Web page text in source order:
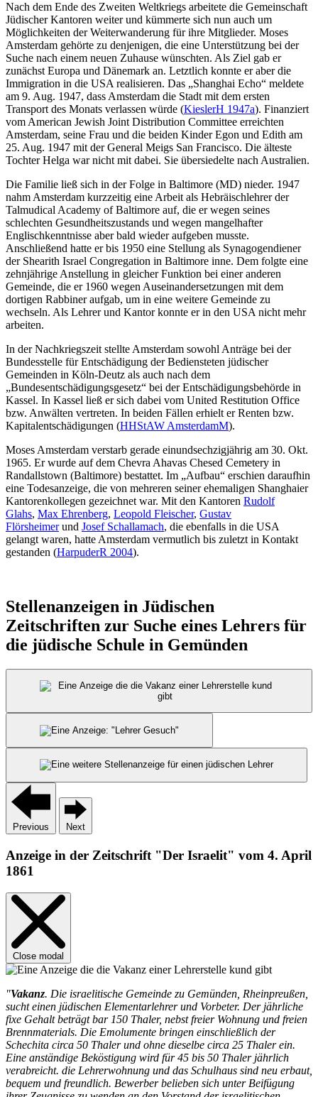
Nach dem Ende des Zweiten Weltkriegs arbeitete die Gemeinschaft
Jüdischer Kantoren weiter und kümmerte sich nun auch um
Möglichkeiten der Weiterwanderung für ihre Mitglieder. Moses
Amsterdam gehörte zu denjenigen, die eine Unterstützung bei der
Suche nach einem neuen Zuhause wünschten. Als Ziel gab er
zunächst Europa und Dänemark an. Letztlich konnte er aber die
Immigration in die USA realisieren. Das „Shanghai Echo“ meldete
am 9. Aug. 1947, dass Amsterdam die Stadt mit dem ersten
Transport des Monats verlassen würde (KieslerH 1947a). Finanziert
vom American Jewish Joint Distribution Committee erreichten
Amsterdam, seine Frau und die beiden Kinder Egon und Edith am
25. Aug. 1947 mit der General Meigs San Francisco. Die älteste
Tochter Helga war nicht mit dabei. Sie übersiedelte nach Australien.
Die Familie ließ sich in der Folge in Baltimore (MD) nieder. 1947
nahm Amsterdam kurzzeitig eine Arbeit als Hebräischlehrer der
Talmudical Academy of Baltimore auf, die er wegen seines
schlechten Gesundheitszustands und wegen mangelhafter
Englischkenntnisse aber bald wieder aufgeben musste.
Anschließend hatte er bis 1950 eine Stellung als Synagogendiener
der Shearith Israel Congregation in Baltimore inne. Dem folgte eine
zehnjährige Anstellung in gleicher Funktion bei einer anderen
Gemeinde, die er 1960 wegen Auseinandersetzungen mit dem
dortigen Rabbiner aufgab, um in eine weitere Gemeinde zu
wechseln. Als Lehrer und Kantor konnte er in den USA nicht mehr
arbeiten.
In der Nachkriegszeit stellte Amsterdam sowohl Anträge bei der
Bundesstelle für Entschädigung der Bediensteten jüdischer
Gemeinden in Köln-Deutz als auch nach dem
„Bundesentschädigungsgesetz“ bei der Entschädigungsbehörde in
Kassel. In Kassel ließ er sich dabei vom United Restitution Office
bzw. Anwälten vertreten. In beiden Fällen erhielt er Renten bzw.
Kapitalentschädigungen (HHStAW AmsterdamM).
Moses Amsterdam verstarb gerade einundsechzigjährig am 30. Okt.
1965. Er wurde auf dem Chevra Ahavas Chesed Cemetery in
Randallstown (Baltimore) bestattet. Im „Aufbau“ erschien daraufhin
eine Todesanzeige, die von mehreren seiner ehemaligen Shanghaier
Kantorenkollegen gezeichnet war. Mit den Kantoren Rudolf
Glahs, Max Ehrenberg, Leopold Fleischer, Gustav
Flörsheimerund Josef Schallamach, die ebenfalls in die USA
gelangt waren, hatte Amsterdam vermutlich bis zuletzt in Kontakt
gestanden (HarpuderR 2004).
Stellenanzeigen in Jüdischen
Zeitschriften zur Suche eines Lehrers für
die jüdische Schule in Gemünden
Previous Next
Anzeige in der Zeitschrift "Der Israelit" vom 4. April
1861
Close modal
"Vakanz. Die israelitische Gemeinde zu Gemünden, Rheinpreußen,
sucht einen jüdischen Elementarlehrer und Vorbeter. Der jährliche
fixe Gehalt beträgt bar 150 Thaler, nebst freier Wohnung und freien
Brennmaterials. Die Emolumente bringen einschließlich der
Schechita circa 50 Thaler und ohne dieselbe circa 25 Thaler ein.
Eine anständige Beköstigung wird für 45 bis 50 Thaler jährlich
verabreicht. die Lehrerwohnung und das Schulhaus sind neu erbaut,
bequem und freundlich. Bewerber belieben sich unter Beifügung